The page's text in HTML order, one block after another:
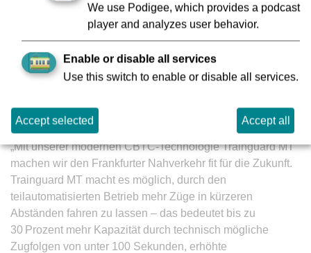
Zusammenspiel der beiden Techniken „CBTC“ und „C-ITS"
erstmals erfolgreich getestet.
Verkehrsunternehmen, welches diese beiden
Technologien verbindet. Für die VGF ist DTC eines der
wir viele Jahre zukunftssicher unterwegs sein werden“,
erklärt VGF-Geschäftsführer Steffen Geers.
„Mit unserer modernen CBTC-Technologie Trainguard MT
machen wir den Frankfurter Nahverkehr fit für die Zukunft.
Trainguard MT macht es möglich, durch den
teilautomatisierten Betrieb mehr Züge in kürzeren
Abständen fahren zu lassen – das bedeutet bis zu
30 Prozent mehr Kapazität durch technisch mögliche
Zugfolgen von unter 100 Sekunden, erhöhte
We use Podigee, which provides a podcast
player and analyzes user behavior.
Enable or disable all services
Use this switch to enable or disable all services.
Accept selected Accept all